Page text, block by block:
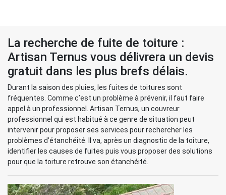
La recherche de fuite de toiture :
Artisan Ternus vous délivrera un devis
gratuit dans les plus brefs délais.
Durant la saison des pluies, les fuites de toitures sont
fréquentes. Comme c’est un problème à prévenir, il faut faire
appel à un professionnel. Artisan Ternus, un couvreur
professionnel qui est habitué à ce genre de situation peut
intervenir pour proposer ses services pour rechercher les
problèmes d’étanchéité. Il va, après un diagnostic de la toiture,
identifier les causes de fuites puis vous proposer des solutions
pour que la toiture retrouve son étanchéité.